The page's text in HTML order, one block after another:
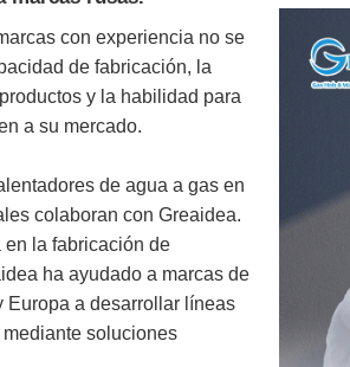
con experiencia no se
de fabricación, la
y la habilidad para
a su mercado.
de agua a gas en
colaboran con Greaidea.
la fabricación de
ha ayudado a marcas de
Europa a desarrollar líneas
soluciones